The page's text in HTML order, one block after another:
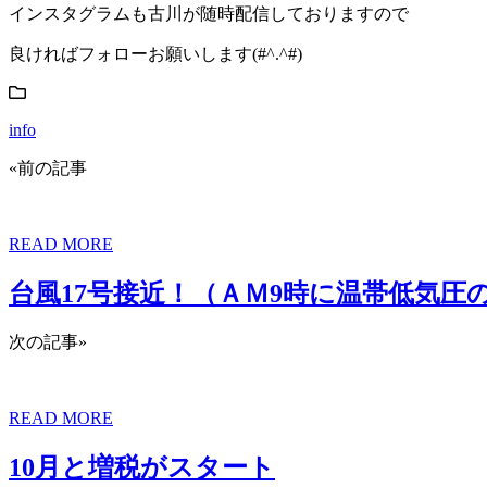
インスタグラムも古川が随時配信しておりますので
良ければフォローお願いします(#^.^#)
info
«前の記事
READ MORE
台風17号接近！（ＡＭ9時に温帯低気圧
次の記事»
READ MORE
10月と増税がスタート